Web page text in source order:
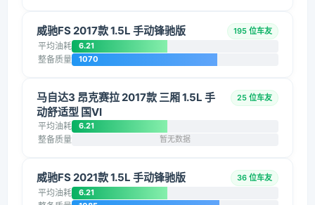
威驰FS 2017款 1.5L 手动锋驰版 195 位车友
平均油耗 6.21
整备质量 1070
马自达3 昂克赛拉 2017款 三厢 1.5L 手
动舒适型 国VI
25 位车友
平均油耗 6.21
整备质量 暂无数据
威驰FS 2021款 1.5L 手动锋驰版 36 位车友
平均油耗 6.21